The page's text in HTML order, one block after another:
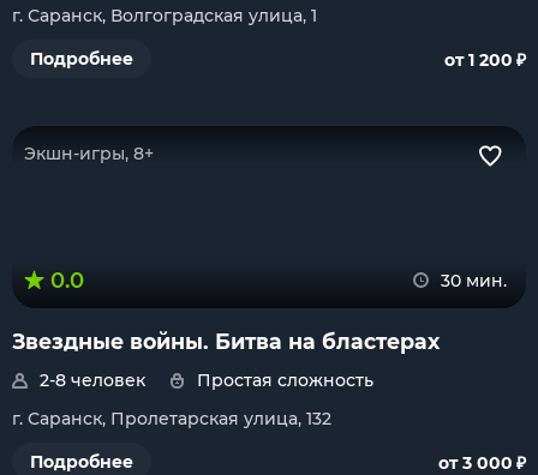
г. Саранск, Волгоградская улица, 1
Подробнее
от 1 200 ₽
Экшн-игры, 8+
0.0 30 мин.
Звездные войны. Битва на бластерах
2-8 человек
Простая сложность
г. Саранск, Пролетарская улица, 132
Подробнее
от 3 000 ₽